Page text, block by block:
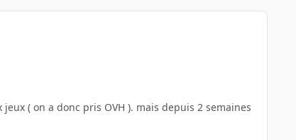
( on a donc pris OVH ). mais depuis 2 semaines